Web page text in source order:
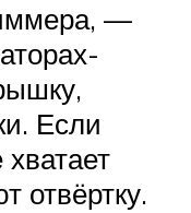
—
Если
отвёртку.